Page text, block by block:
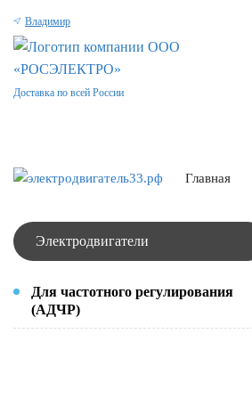
Владимир
Доставка по всей России
Главная
Электродвигатели
Для частотного регулирования
(АДЧР)